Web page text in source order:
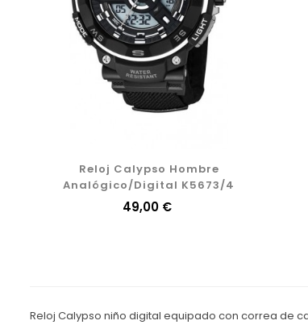
Reloj Calypso Hombre
Analógico/Digital K5673/4
Precio
49,00 €
Reloj Calypso niño digital equipado con correa de